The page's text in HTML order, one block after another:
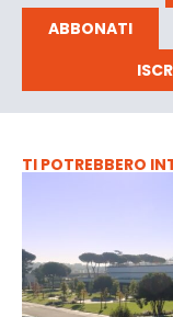
ABBONATI
TI POTREBBERO